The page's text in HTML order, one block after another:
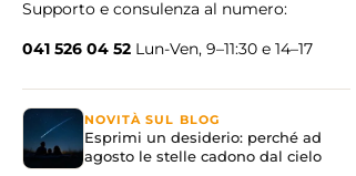
Dimensioni cabina: 14 × 14 cm
Età: dai 4 anni
Design: Koens & Middlekoop
Supporto e consulenza al numero:
041 526 04 52 Lun-Ven, 9–11:30 e 14–17
NOVITÀ SUL BLOG
Esprimi un desiderio: perché ad
agosto le stelle cadono dal cielo